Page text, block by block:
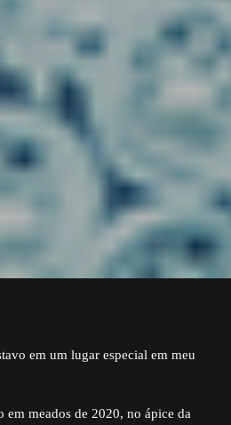
em um lugar especial em meu
em meados de 2020, no ápice da